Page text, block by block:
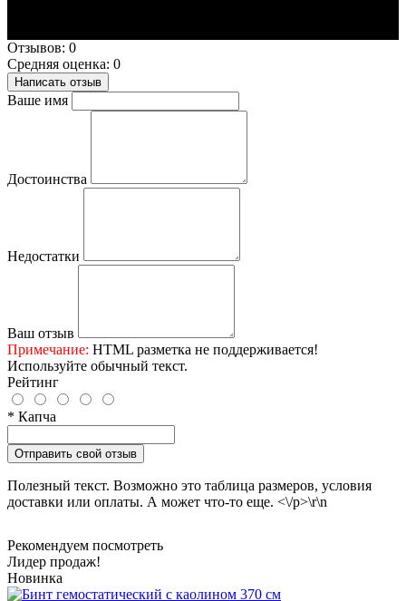
Отзывов: 0
Средняя оценка: 0
Написать отзыв
Ваше имя
Достоинства
Недостатки
Ваш отзыв
Примечание: HTML разметка не поддерживается!
Используйте обычный текст.
Рейтинг
* Капча
Отправить свой отзыв
Полезный текст. Возможно это таблица размеров, условия
доставки или оплаты. А может что-то еще. <\/p>\r\n
Рекомендуем посмотреть
Лидер продаж!
Новинка